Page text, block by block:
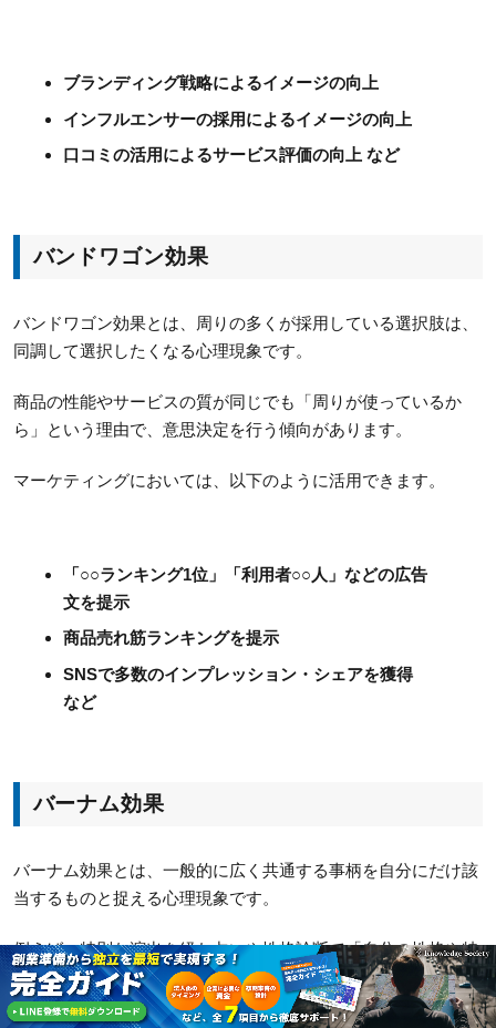
ブランディング戦略によるイメージの向上
インフルエンサーの採用によるイメージの向上
口コミの活用によるサービス評価の向上 など
バンドワゴン効果
バンドワゴン効果とは、周りの多くが採用している選択肢は、
同調して選択したくなる心理現象です。
商品の性能やサービスの質が同じでも「周りが使っているか
ら」という理由で、意思決定を行う傾向があります。
マーケティングにおいては、以下のように活用できます。
「○○ランキング1位」「利用者○○人」などの広告
文を提示
商品売れ筋ランキングを提示
SNSで多数のインプレッション・シェアを獲得
など
バーナム効果
バーナム効果とは、一般的に広く共通する事柄を自分にだけ該
当するものと捉える心理現象です。
例えば、特別な演出を経た占いや性格診断で「自分の性格や特
性をすべて当てられている」と感じる場合などが挙げられま
す。